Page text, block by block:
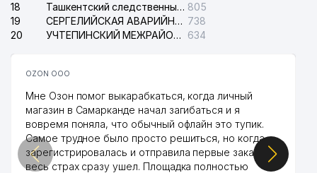
18
Ташкентский следственный изолятор 805
19
СЕРГЕЛИЙСКАЯ АВАРИЙНАЯ СЛУЖБА ЭЛЕКТРОСЕТИ 738
20
УЧТЕПИНСКИЙ МЕЖРАЙОННЫЙ СУД ПО ГРАЖДАНСКИМ ДЕЛАМ 634
OZON ООО
Мне Озон помог выкарабкаться, когда личный
магазин в Самарканде начал загибаться и я
вовремя поняла, что обычный офлайн это тупик.
Самое трудное было просто решиться, но когда
зарегистрировалась и отправила первые заказы,
весь страх сразу ушел. Площадка полностью